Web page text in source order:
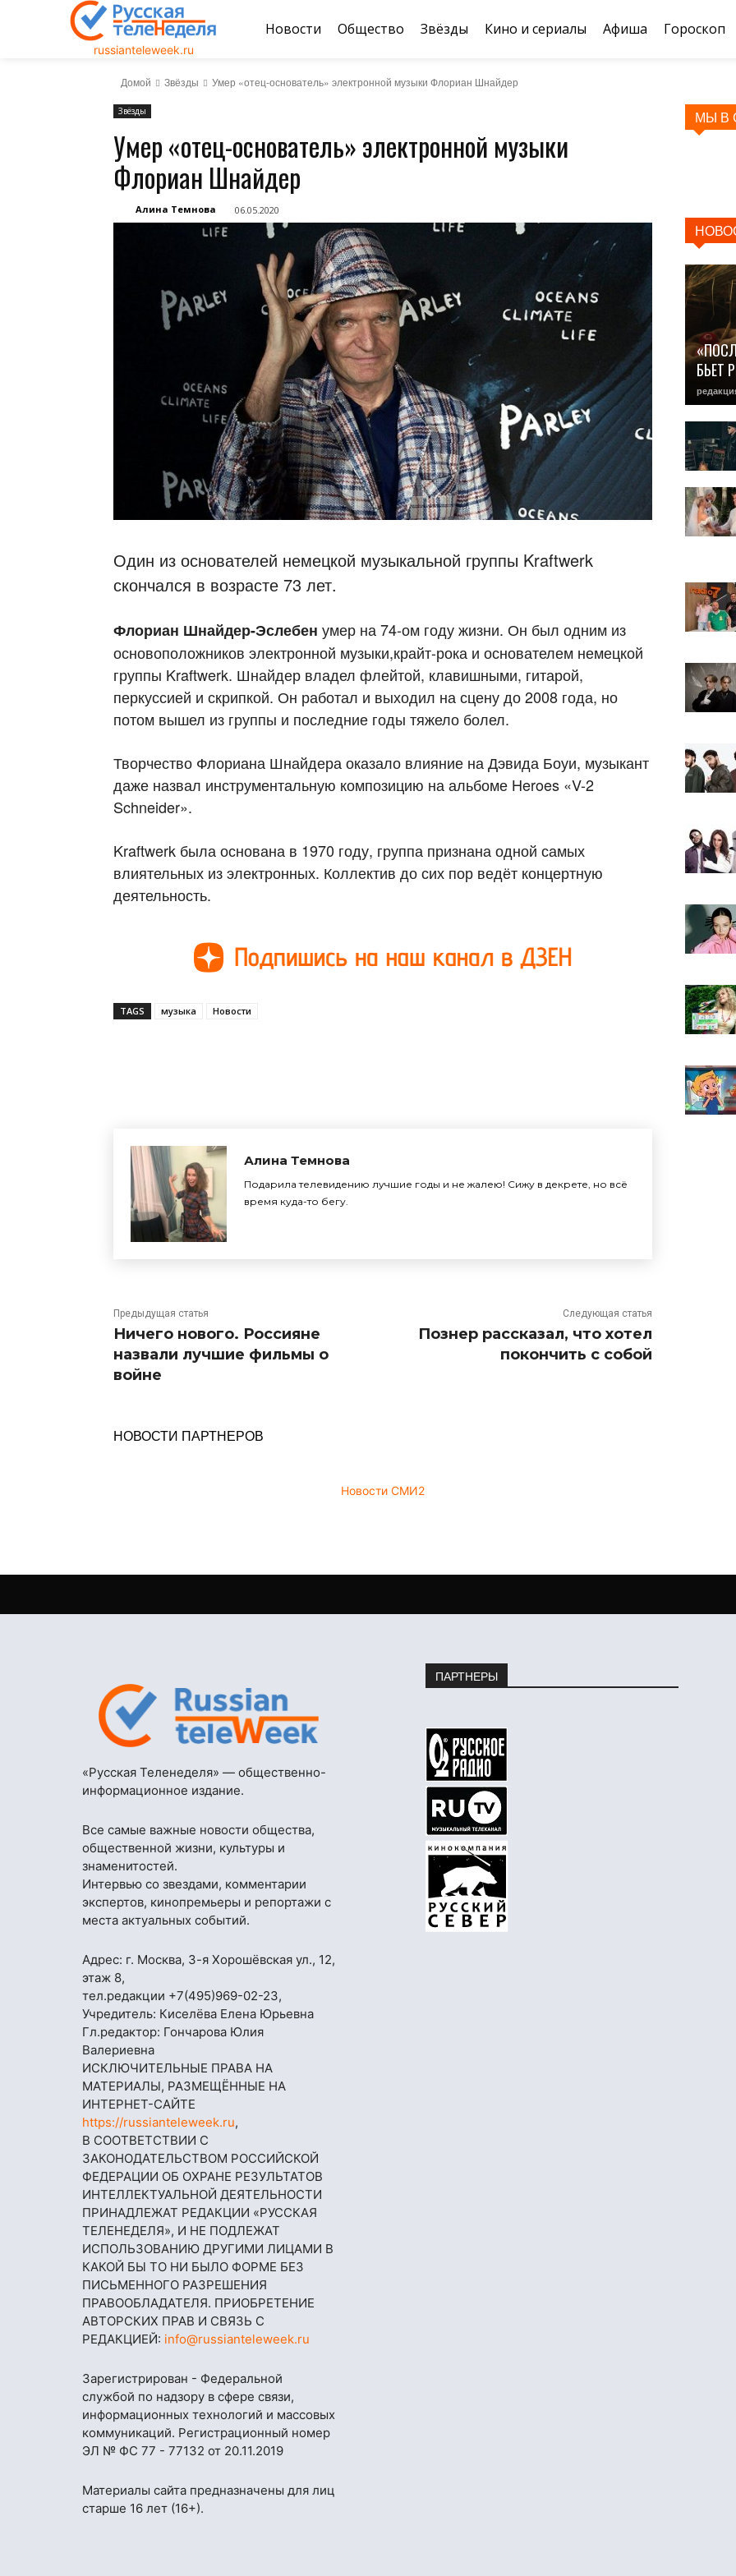
russianteleweek.ru
Новости Общество Звёзды Кино и сериалы Афиша Гороскоп
Домой Звёзды Умер «отец-основатель» электронной музыки Флориан Шнайдер
Звёзды
Умер «отец-основатель» электронной музыки
Флориан Шнайдер
Алина Темнова 06.05.2020
Один из основателей немецкой музыкальной группы Kraftwerk
скончался в возрасте 73 лет.
Флориан Шнайдер-Эслебен умер на 74-ом году жизни. Он был одним из
основоположников электронной музыки,крайт-рока и основателем немецкой
группы Kraftwerk. Шнайдер владел флейтой, клавишными, гитарой,
перкуссией и скрипкой. Он работал и выходил на сцену до 2008 года, но
потом вышел из группы и последние годы тяжело болел.
Творчество Флориана Шнайдера оказало влияние на Дэвида Боуи, музыкант
даже назвал инструментальную композицию на альбоме Heroes «V-2
Schneider».
Kraftwerk была основана в 1970 году, группа признана одной самых
влиятельных из электронных. Коллектив до сих пор ведёт концертную
деятельность.
TAGS музыка Новости
Алина Темнова
Подарила телевидению лучшие годы и не жалею! Сижу в декрете, но всё
время куда-то бегу.
Предыдущая статья
Ничего нового. Россияне
назвали лучшие фильмы о
войне
Следующая статья
Познер рассказал, что хотел
покончить с собой
НОВОСТИ ПАРТНЕРОВ
Новости СМИ2
МЫ В
БЬЕТ
«Русская Теленеделя» — общественно-
информационное издание.
Все самые важные новости общества,
общественной жизни, культуры и
знаменитостей.
Интервью со звездами, комментарии
экспертов, кинопремьеры и репортажи с
места актуальных событий.
Адрес: г. Москва, 3-я Хорошёвская ул., 12,
этаж 8,
тел.редакции +7(495)969-02-23,
Учредитель: Киселёва Елена Юрьевна
Гл.редактор: Гончарова Юлия
Валериевна
ИСКЛЮЧИТЕЛЬНЫЕ ПРАВА НА
МАТЕРИАЛЫ, РАЗМЕЩЁННЫЕ НА
ИНТЕРНЕТ-САЙТЕ
https://russianteleweek.ru,
В СООТВЕТСТВИИ С
ЗАКОНОДАТЕЛЬСТВОМ РОССИЙСКОЙ
ФЕДЕРАЦИИ ОБ ОХРАНЕ РЕЗУЛЬТАТОВ
ИНТЕЛЛЕКТУАЛЬНОЙ ДЕЯТЕЛЬНОСТИ
ПРИНАДЛЕЖАТ РЕДАКЦИИ «РУССКАЯ
ТЕЛЕНЕДЕЛЯ», И НЕ ПОДЛЕЖАТ
ИСПОЛЬЗОВАНИЮ ДРУГИМИ ЛИЦАМИ В
КАКОЙ БЫ ТО НИ БЫЛО ФОРМЕ БЕЗ
ПИСЬМЕННОГО РАЗРЕШЕНИЯ
ПРАВООБЛАДАТЕЛЯ. ПРИОБРЕТЕНИЕ
АВТОРСКИХ ПРАВ И СВЯЗЬ С
РЕДАКЦИЕЙ: info@russianteleweek.ru
Зарегистрирован - Федеральной
службой по надзору в сфере связи,
информационных технологий и массовых
коммуникаций. Регистрационный номер
ЭЛ № ФС 77 - 77132 от 20.11.2019
Материалы сайта предназначены для лиц
старше 16 лет (16+).
ПАРТНЕРЫ